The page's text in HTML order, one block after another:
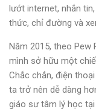
lướt internet, nhắn
thức, chỉ đường và
Năm 2015, theo Pew
mình sở hữu một
Chắc chắn, điện
ta trở nên dễ dàng
giáo sư tâm lý học